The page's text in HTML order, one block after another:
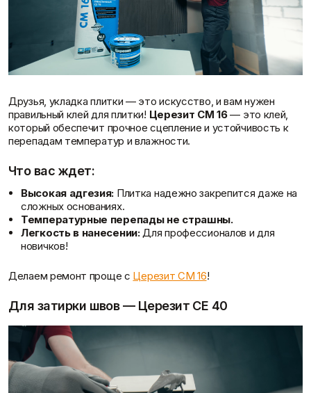
Друзья, укладка плитки — это искусство, и вам нужен
правильный клей для плитки! Церезит CM 16— это клей,
который обеспечит прочное сцепление и устойчивость к
перепадам температур и влажности.
Что вас ждет:
Высокая адгезия: Плитка надежно закрепится даже на
сложных основаниях.
Температурные перепады не страшны.
Легкость в нанесении:Для профессионалов и для
новичков!
Делаем ремонт проще с Церезит CM 16!
Для затирки швов — Церезит CE 40